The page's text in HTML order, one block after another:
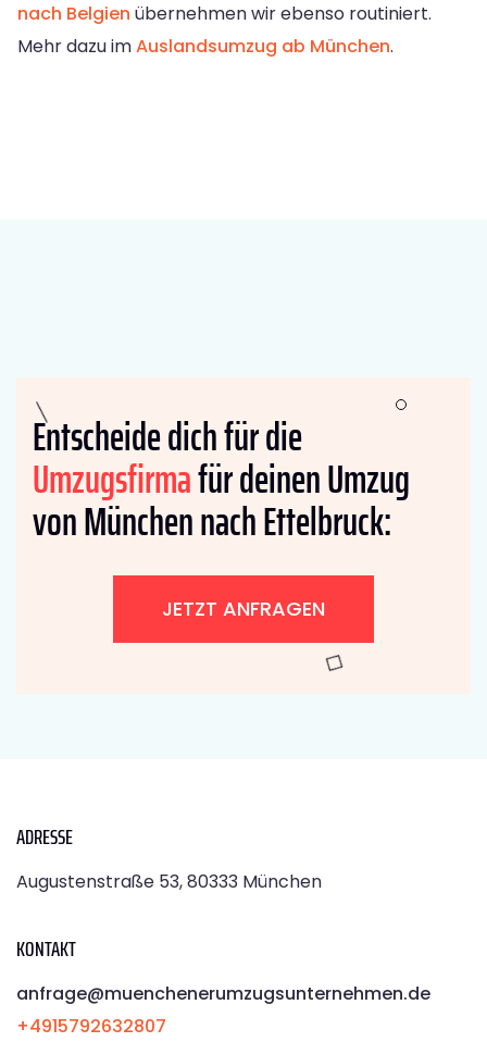
nach Belgien übernehmen wir ebenso routiniert.
Mehr dazu imAuslandsumzug ab München.
Entscheide dich für die
Umzugsfirmafür deinen Umzug
von München nach Ettelbruck:
JETZT ANFRAGEN
ADRESSE
Augustenstraße 53, 80333 München
KONTAKT
anfrage@muenchenerumzugsunternehmen.de
+4915792632807